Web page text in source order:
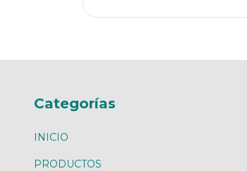
Categorías
INICIO
PRODUCTOS